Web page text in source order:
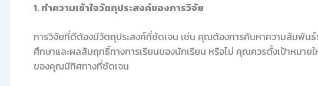
1. ทำความเข้าใจวัตถุประสงค์ของการวิจัย
การวิจัยที่ดีต้องมีวัตถุประสงค์ที่ชัดเจน เช่น คุณต้องการค้นหาความสัมพันธ์ร
ศึกษาและผลสัมฤทธิ์ทางการเรียนของนักเรียน หรือไม่ คุณควรตั้งเป้าหมายใ
ของคุณมีทิศทางที่ชัดเจน